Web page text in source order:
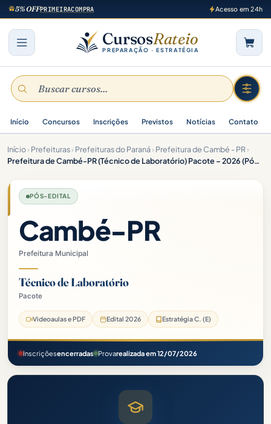
5% OFFPRIMEIRACOMPRA Acesso em 24h
CursosRateio
PREPARAÇÃO · ESTRATÉGIA
Início Concursos Inscrições Previstos Notícias Contato
Início› Prefeituras› Prefeituras do Paraná› Prefeitura de Cambé - PR›
Prefeitura de Cambé-PR (Técnico de Laboratório) Pacote – 2026 (Pós-Edital)
PÓS-EDITAL
Cambé-PR
Prefeitura Municipal
Técnico de Laboratório
Pacote
Videoaulas e PDF Edital 2026 Estratégia C. (E)
Inscriçõesencerradas Provarealizada em 12/07/2026